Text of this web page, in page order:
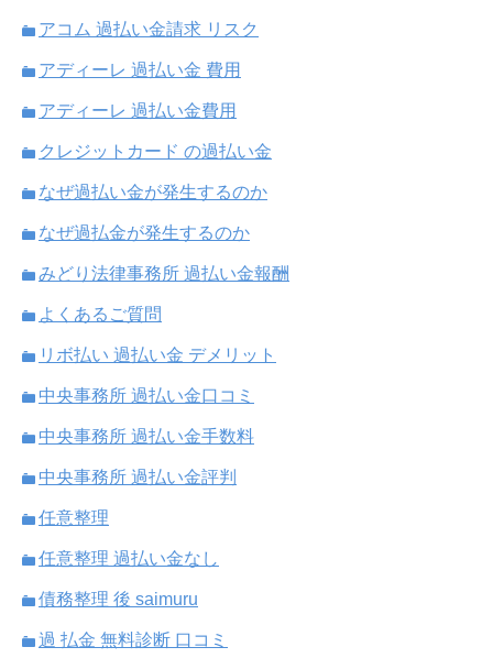
アコム 過払い金請求 リスク
アディーレ 過払い金 費用
アディーレ 過払い金費用
クレジットカード の過払い金
なぜ過払い金が発生するのか
なぜ過払金が発生するのか
みどり法律事務所 過払い金報酬
よくあるご質問
リボ払い 過払い金 デメリット
中央事務所 過払い金口コミ
中央事務所 過払い金手数料
中央事務所 過払い金評判
任意整理
任意整理 過払い金なし
債務整理 後 saimuru
過 払金 無料診断 口コミ